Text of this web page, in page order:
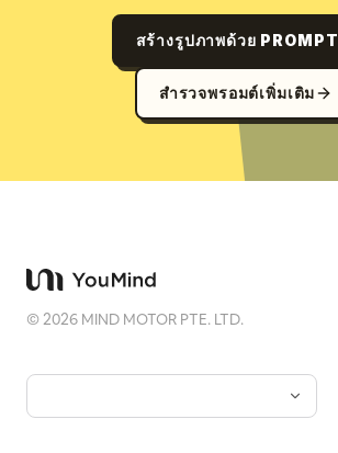
สร้างรูปภาพด้วย PROMPT
สำรวจพรอมต์เพิ่มเติม
©2026 MIND MOTOR PTE. LTD.